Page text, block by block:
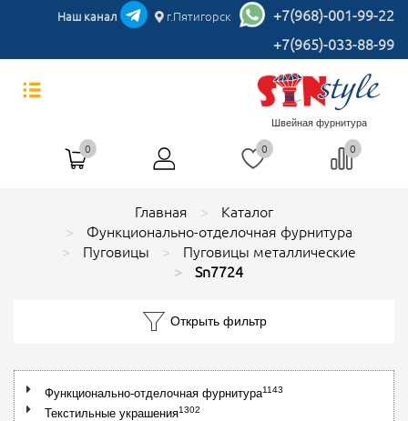
Наш канал г.Пятигорск
+7(968)-001-99-22
+7(965)-033-88-99
Швейная фурнитура
0 0 0
Главная
Каталог
Функционально-отделочная фурнитура
Пуговицы
Пуговицы металлические
Sn7724
Открыть фильтр
Функционально-отделочная фурнитура1143
Текстильные украшения1302